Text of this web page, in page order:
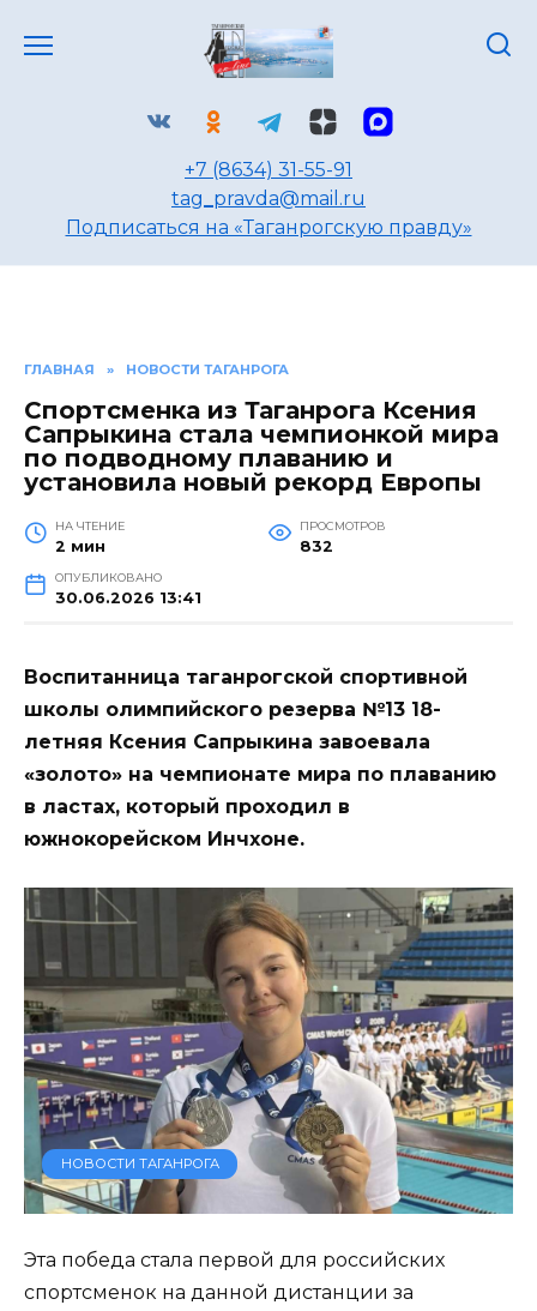
+7 (8634) 31-55-91
tag_pravda@mail.ru
Подписаться на «Таганрогскую правду»
ГЛАВНАЯ » НОВОСТИ ТАГАНРОГА
Спортсменка из Таганрога Ксения
Сапрыкина стала чемпионкой мира
по подводному плаванию и
установила новый рекорд Европы
НА ЧТЕНИЕ
2 мин
ПРОСМОТРОВ
832
ОПУБЛИКОВАНО
30.06.2026 13:41
Воспитанница таганрогской спортивной
школы олимпийского резерва №13 18-
летняя Ксения Сапрыкина завоевала
«золото» на чемпионате мира по плаванию
в ластах, который проходил в
южнокорейском Инчхоне.
НОВОСТИ ТАГАНРОГА
Эта победа стала первой для российских
спортсменок на данной дистанции за